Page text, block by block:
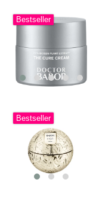
Bestseller
Bestseller